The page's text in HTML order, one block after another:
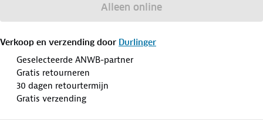
Alleen online
Verkoop en verzending door Durlinger
Geselecteerde ANWB-partner
Gratis retourneren
30 dagen retourtermijn
Gratis verzending